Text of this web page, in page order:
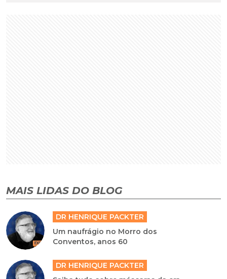
MAIS LIDAS DO BLOG
DR HENRIQUE PACKTER
Um naufrágio no Morro dos
Conventos, anos 60
DR HENRIQUE PACKTER